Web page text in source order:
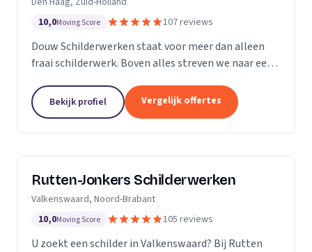
10,0Moving Score 107 reviews
Douw Schilderwerken staat voor meer dan alleen
fraai schilderwerk. Boven alles streven we naar een
kostenbesparend voor u als klant. Bovendien kunt u
rekenen op...
Bekijk profiel Vergelijk offertes
Rutten-Jonkers Schilderwerken
Valkenswaard, Noord-Brabant
10,0Moving Score 105 reviews
U zoekt een schilder in Valkenswaard? Bij Rutten